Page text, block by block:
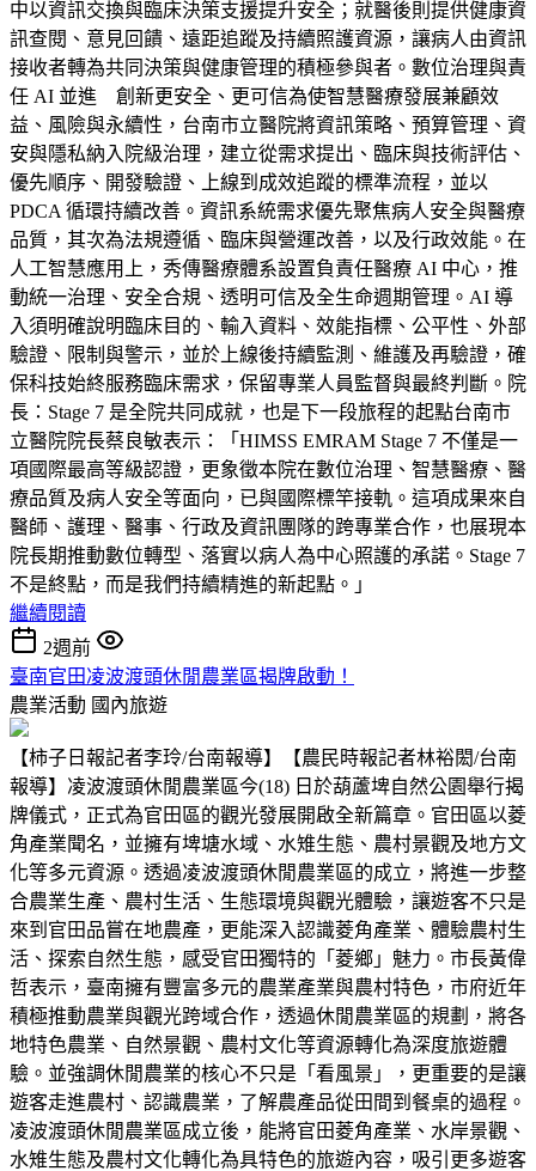
中以資訊交換與臨床決策支援提升安全；就醫後則提供健康資
訊查閱、意見回饋、遠距追蹤及持續照護資源，讓病人由資訊
接收者轉為共同決策與健康管理的積極參與者。數位治理與責
任 AI 並進 創新更安全、更可信為使智慧醫療發展兼顧效
益、風險與永續性，台南市立醫院將資訊策略、預算管理、資
安與隱私納入院級治理，建立從需求提出、臨床與技術評估、
優先順序、開發驗證、上線到成效追蹤的標準流程，並以
PDCA 循環持續改善。資訊系統需求優先聚焦病人安全與醫療
品質，其次為法規遵循、臨床與營運改善，以及行政效能。在
人工智慧應用上，秀傳醫療體系設置負責任醫療 AI 中心，推
動統一治理、安全合規、透明可信及全生命週期管理。AI 導
入須明確說明臨床目的、輸入資料、效能指標、公平性、外部
驗證、限制與警示，並於上線後持續監測、維護及再驗證，確
保科技始終服務臨床需求，保留專業人員監督與最終判斷。院
長：Stage 7 是全院共同成就，也是下一段旅程的起點台南市
立醫院院長蔡良敏表示：「HIMSS EMRAM Stage 7 不僅是一
項國際最高等級認證，更象徵本院在數位治理、智慧醫療、醫
療品質及病人安全等面向，已與國際標竿接軌。這項成果來自
醫師、護理、醫事、行政及資訊團隊的跨專業合作，也展現本
院長期推動數位轉型、落實以病人為中心照護的承諾。Stage 7
不是終點，而是我們持續精進的新起點。」
繼續閱讀
2週前
臺南官田凌波渡頭休閒農業區揭牌啟動！
農業活動 國內旅遊
【柿子日報記者李玲/台南報導】【農民時報記者林裕閎/台南
報導】凌波渡頭休閒農業區今(18) 日於葫蘆埤自然公園舉行揭
牌儀式，正式為官田區的觀光發展開啟全新篇章。官田區以菱
角產業聞名，並擁有埤塘水域、水雉生態、農村景觀及地方文
化等多元資源。透過凌波渡頭休閒農業區的成立，將進一步整
合農業生產、農村生活、生態環境與觀光體驗，讓遊客不只是
來到官田品嘗在地農產，更能深入認識菱角產業、體驗農村生
活、探索自然生態，感受官田獨特的「菱鄉」魅力。市長黃偉
哲表示，臺南擁有豐富多元的農業產業與農村特色，市府近年
積極推動農業與觀光跨域合作，透過休閒農業區的規劃，將各
地特色農業、自然景觀、農村文化等資源轉化為深度旅遊體
驗。並強調休閒農業的核心不只是「看風景」，更重要的是讓
遊客走進農村、認識農業，了解農產品從田間到餐桌的過程。
凌波渡頭休閒農業區成立後，能將官田菱角產業、水岸景觀、
水雉生態及農村文化轉化為具特色的旅遊內容，吸引更多遊客